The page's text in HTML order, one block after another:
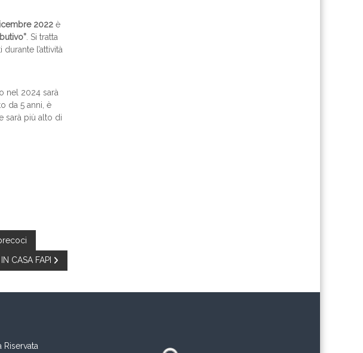
2022 è
. Si tratta
l’attività
nel 2024 sarà
da 5 anni, è
sarà più alto di
CASA FAPI
Riservata